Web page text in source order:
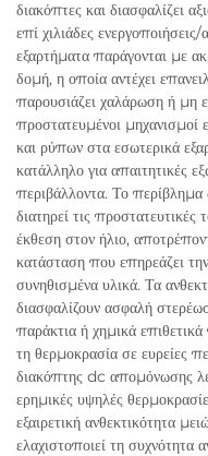
διακόπτες και διασφαλίζει
επί χιλιάδες
εξαρτήματα παράγονται με
δομή, η οποία αντέχει
παρουσιάζει χαλάρωση ή μη
προστατευμένοι μηχανισμοί
και ρύπων στα εσωτερικά
κατάλληλο για απαιτητικές
περιβάλλοντα. Το περίβλημα
διατηρεί τις
έκθεση στον ήλιο,
κατάσταση που επηρεάζει
συνηθισμένα υλικά. Τα
διασφαλίζουν ασφαλή
παράκτια ή χημικά
τη θερμοκρασία σε ευρείες
διακόπτης dc απομόνωσης
ερημικές υψηλές
εξαιρετική ανθεκτικότητα
ελαχιστοποιεί τη συχνότητα